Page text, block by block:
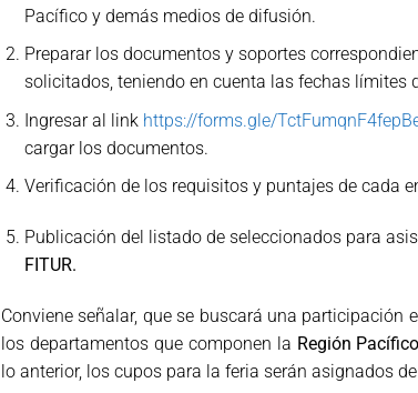
Pacífico y demás medios de difusión.
Preparar los documentos y soportes
solicitados, teniendo en cuenta las fechas límites
Ingresar al link https://forms.gle/
cargar los documentos.
Verificación de los requisitos y puntajes de cada
Publicación del listado de seleccionados para
FITUR.
Conviene señalar, que se buscará una
los departamentos que componen la Región
lo anterior, los cupos para la feria serán asignados